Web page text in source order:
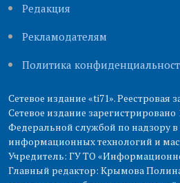
Редакция
Рекламодателям
Политика
Сетевое издание «ti71». Реестровая
Сетевое издание зарегистрировано
Федеральной службой по надзору в
информационных технологий и
Учредитель: ГУ ТО
Главный редактор: Крымова